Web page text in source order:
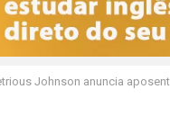
Johnson anuncia aposentadoria do